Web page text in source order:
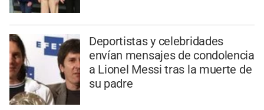
Deportistas y celebridades
envían mensajes de condolencia
a Lionel Messi tras la muerte de
su padre